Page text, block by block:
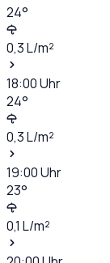
24°
0,3L/m²
18:00Uhr
24°
0,3L/m²
19:00Uhr
23°
0,1 L/m²